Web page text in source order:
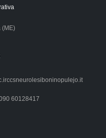
(ME)
60128417